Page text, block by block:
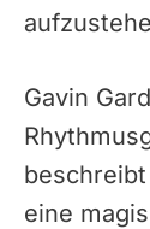
Gavin
eine